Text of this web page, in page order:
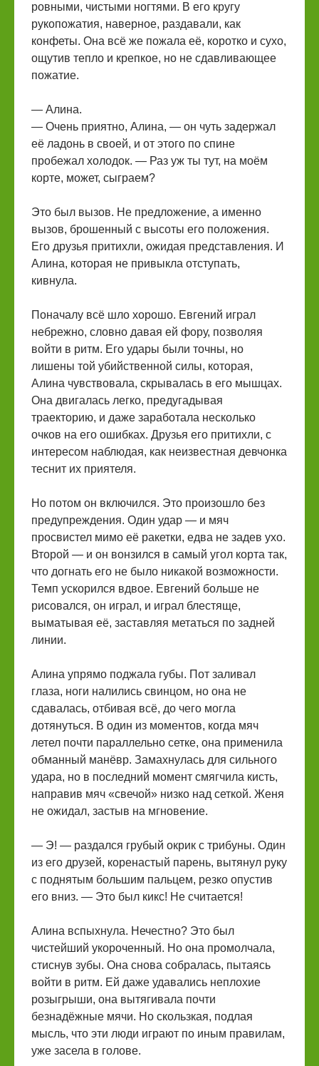
ровными, чистыми ногтями. В его кругу
рукопожатия, наверное, раздавали, как
конфеты. Она всё же пожала её, коротко и сухо,
ощутив тепло и крепкое, но не сдавливающее
пожатие.
— Алина.
— Очень приятно, Алина, — он чуть задержал
её ладонь в своей, и от этого по спине
пробежал холодок. — Раз уж ты тут, на моём
корте, может, сыграем?
Это был вызов. Не предложение, а именно
вызов, брошенный с высоты его положения.
Его друзья притихли, ожидая представления. И
Алина, которая не привыкла отступать,
кивнула.
Поначалу всё шло хорошо. Евгений играл
небрежно, словно давая ей фору, позволяя
войти в ритм. Его удары были точны, но
лишены той убийственной силы, которая,
Алина чувствовала, скрывалась в его мышцах.
Она двигалась легко, предугадывая
траекторию, и даже заработала несколько
очков на его ошибках. Друзья его притихли, с
интересом наблюдая, как неизвестная девчонка
теснит их приятеля.
Но потом он включился. Это произошло без
предупреждения. Один удар — и мяч
просвистел мимо её ракетки, едва не задев ухо.
Второй — и он вонзился в самый угол корта так,
что догнать его не было никакой возможности.
Темп ускорился вдвое. Евгений больше не
рисовался, он играл, и играл блестяще,
выматывая её, заставляя метаться по задней
линии.
Алина упрямо поджала губы. Пот заливал
глаза, ноги налились свинцом, но она не
сдавалась, отбивая всё, до чего могла
дотянуться. В один из моментов, когда мяч
летел почти параллельно сетке, она применила
обманный манёвр. Замахнулась для сильного
удара, но в последний момент смягчила кисть,
направив мяч «свечой» низко над сеткой. Женя
не ожидал, застыв на мгновение.
— Э! — раздался грубый окрик с трибуны. Один
из его друзей, коренастый парень, вытянул руку
с поднятым большим пальцем, резко опустив
его вниз. — Это был кикс! Не считается!
Алина вспыхнула. Нечестно? Это был
чистейший укороченный. Но она промолчала,
стиснув зубы. Она снова собралась, пытаясь
войти в ритм. Ей даже удавались неплохие
розыгрыши, она вытягивала почти
безнадёжные мячи. Но скользкая, подлая
мысль, что эти люди играют по иным правилам,
уже засела в голове.